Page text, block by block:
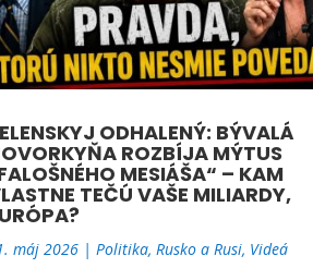
ODHALENÝ: BÝVALÁ
ROZBÍJA MÝTUS
MESIÁŠA“ – KAM
TEČÚ VAŠE MILIARDY,
máj 2026| Politika, Rusko a Rusi, Videá